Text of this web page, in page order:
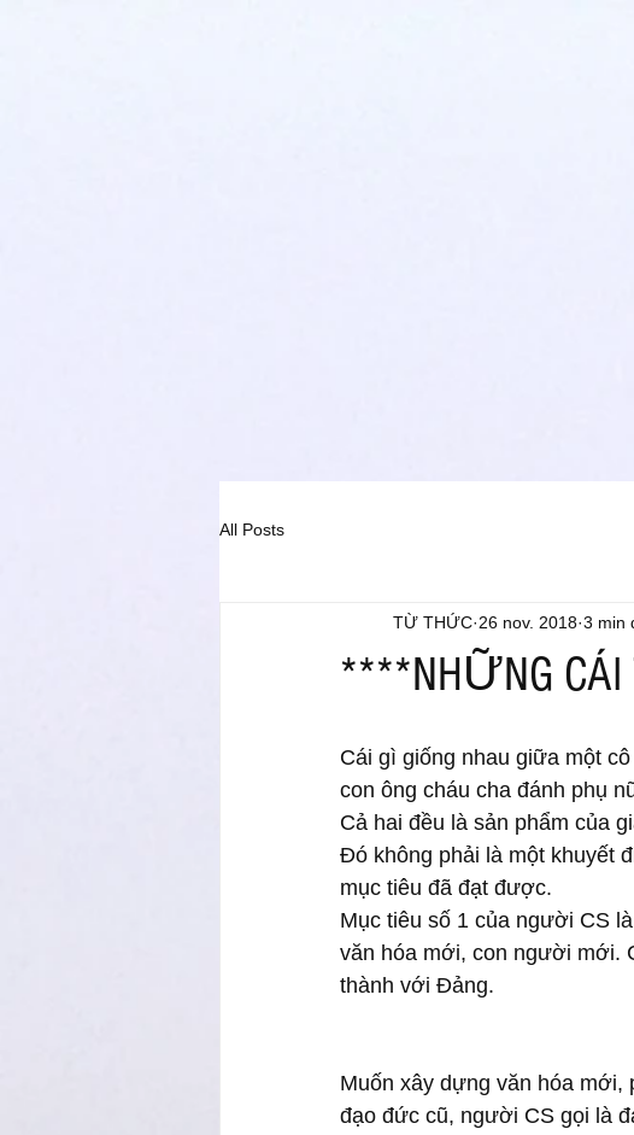
All Posts
****NHỮNG CÁI
TỪ THỨC 26 nov. 2018 3 min
Cái gì giống nhau giữa một
con ông cháu cha đánh phụ
Cả hai đều là sản phẩm của
Đó không phải là một khuyết
mục tiêu đã đạt được.
Mục tiêu số 1 của người CS
văn hóa mới, con người mới.
thành với Đảng.
Muốn xây dựng văn hóa mới,
đạo đức cũ, người CS gọi là